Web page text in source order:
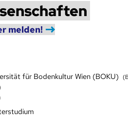
melden!
für Bodenkultur Wien (BOKU)